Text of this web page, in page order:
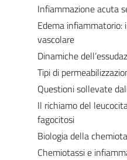
Infiammazione acuta
Edema infiammatorio:
vascolare
Dinamiche
Tipi di
Questioni sollevate
Il richiamo del
fagocitosi
Biologia della
Chemiotassi e